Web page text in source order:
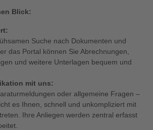
Blick:
Suche nach Dokumenten und
das Portal können Sie Abrechnungen,
und weitere Unterlagen bequem und
mit uns:
oder allgemeine Fragen –
es Ihnen, schnell und unkompliziert mit
Ihre Anliegen werden zentral erfasst